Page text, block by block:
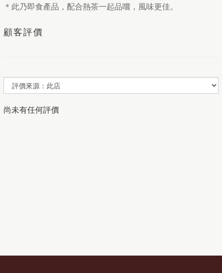
＊此乃即食產品，配合熱茶一起品嚐，風味更佳。
顧客評價
尚未有任何評價